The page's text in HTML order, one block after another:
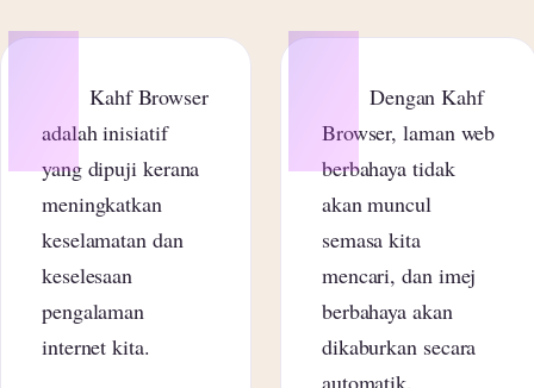
“ Kahf Browser
adalah inisiatif
yang dipuji kerana
meningkatkan
keselamatan dan
keselesaan
pengalaman
internet kita.
“ Dengan Kahf
Browser, laman web
berbahaya tidak
akan muncul
semasa kita
mencari, dan imej
berbahaya akan
dikaburkan secara
automatik.